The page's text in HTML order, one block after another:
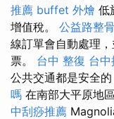
推薦 buffet 外燴 低
增值稅。 公益路整骨
線訂單會自動處理
票。 台中 整復 台
公共交通都是安全
嗎 在南部大平原地
中刮痧推薦